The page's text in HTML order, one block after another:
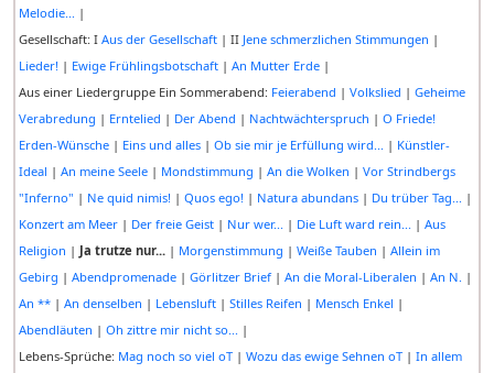
Melodie... |
Gesellschaft: I Aus der Gesellschaft| II Jene schmerzlichen Stimmungen |
Lieder! | Ewige Frühlingsbotschaft| An Mutter Erde|
Aus einer Liedergruppe Ein Sommerabend: Feierabend | Volkslied | Geheime
Verabredung | Erntelied | Der Abend | Nachtwächterspruch | O Friede!
Erden-Wünsche| Eins und alles| Ob sie mir je Erfüllung wird... | Künstler-
Ideal | An meine Seele| Mondstimmung | An die Wolken | Vor Strindbergs
"Inferno" | Ne quid nimis! | Quos ego! | Natura abundans| Du trüber Tag... |
Konzert am Meer| Der freie Geist| Nur wer... | Die Luft ward rein... | Aus
Religion | Ja trutze nur...| Morgenstimmung | Weiße Tauben | Allein im
Gebirg | Abendpromenade| Görlitzer Brief| An die Moral-Liberalen | An N. |
An **| An denselben | Lebensluft| Stilles Reifen | Mensch Enkel |
Abendläuten | Oh zittre mir nicht so... |
Lebens-Sprüche: Mag noch so viel oT| Wozu das ewige Sehnen oT| In allem